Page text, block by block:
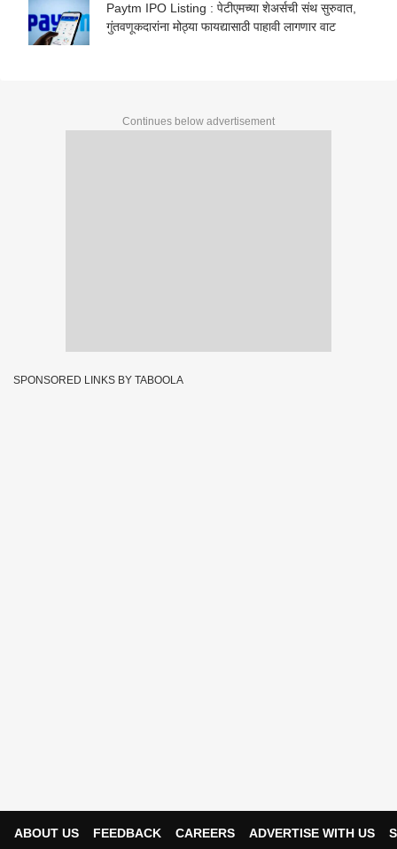
Paytm IPO Listing : पेटीएमच्या शेअर्सची संथ सुरुवात,
गुंतवणूकदारांना मोठ्या फायद्यासाठी पाहावी लागणार वाट
Continues below advertisement
SPONSORED LINKS BY TABOOLA
ABOUT US FEEDBACK CAREERS ADVERTISE WITH US